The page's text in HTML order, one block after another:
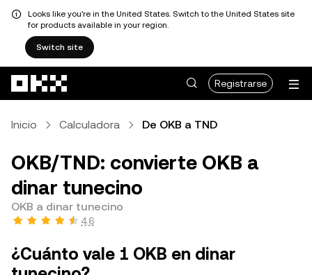
Looks like you're in the United States. Switch to the United States site
for products available in your region.
Switch site
Registrarse
Inicio Calculadora De OKB a TND
OKB/TND: convierte OKB a
dinar tunecino
OKB a dinar tunecino
4.6
¿Cuánto vale 1 OKB en dinar